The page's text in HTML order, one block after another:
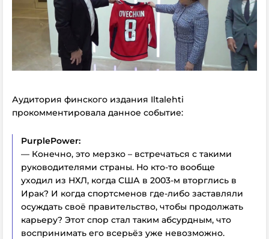
Аудитория финского издания Iltalehti
прокомментировала данное событие:
PurplePower:
— Конечно, это мерзко – встречаться с такими
руководителями страны. Но кто-то вообще
уходил из НХЛ, когда США в 2003-м вторглись в
Ирак? И когда спортсменов где-либо заставляли
осуждать своё правительство, чтобы продолжать
карьеру? Этот спор стал таким абсурдным, что
воспринимать его всерьёз уже невозможно.